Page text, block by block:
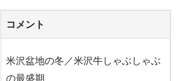
コメント
米沢盆地の冬／米沢牛しゃぶしゃぶ
の最盛期